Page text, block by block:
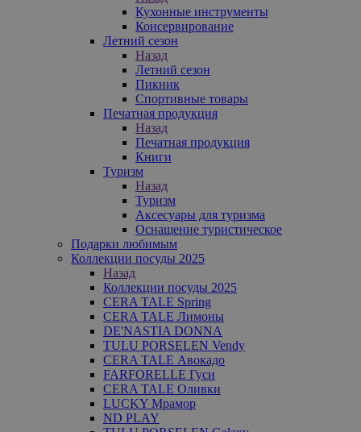
Кухонные инструменты
Консервирование
Летний сезон
Назад
Летний сезон
Пикник
Спортивные товары
Печатная продукция
Назад
Печатная продукция
Книги
Туризм
Назад
Туризм
Аксесуары для туризма
Оснащение туристическое
Подарки любимым
Коллекции посуды 2025
Назад
Коллекции посуды 2025
CERA TALE Spring
CERA TALE Лимоны
DE'NASTIA DONNA
TULU PORSELEN Vendy
CERA TALE Авокадо
FARFORELLE Гуси
CERA TALE Оливки
LUCKY Мрамор
ND PLAY